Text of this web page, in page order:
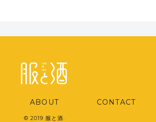
ABOUT CONTACT
© 2019 服と酒.